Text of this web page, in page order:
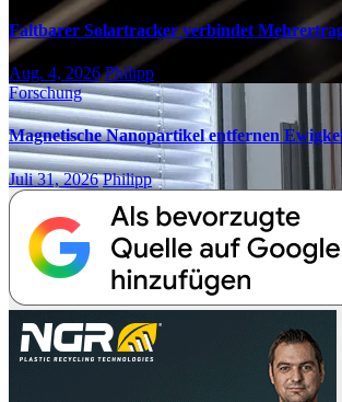
Faltbarer Solartracker verbindet
Aug. 4, 2026 Philipp
Forschung
Magnetische Nanopartikel entfernen
Juli 31, 2026 Philipp